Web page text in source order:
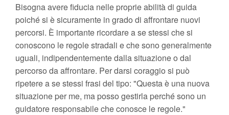
Bisogna avere fiducia nelle proprie abilità di guida
poiché si è sicuramente in grado di affrontare nuovi
percorsi. È importante ricordare a se stessi che si
conoscono le regole stradali e che sono generalmente
uguali, indipendentemente dalla situazione o dal
percorso da affrontare. Per darsi coraggio si può
ripetere a se stessi frasi del tipo: "Questa è una nuova
situazione per me, ma posso gestirla perché sono un
guidatore responsabile che conosce le regole."